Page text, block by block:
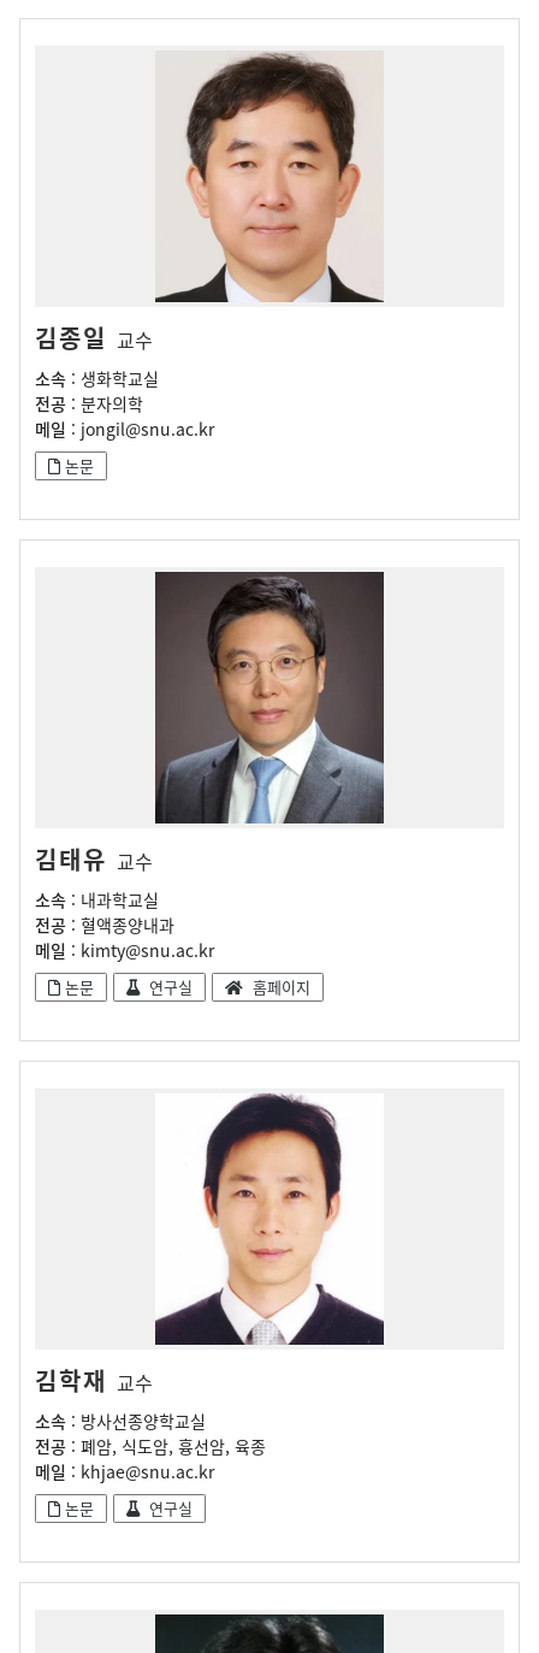
김종일 교수
소속 : 생화학교실
전공 : 분자의학
메일 : jongil@snu.ac.kr
논문
김태유 교수
소속 : 내과학교실
전공 : 혈액종양내과
메일 : kimty@snu.ac.kr
논문 연구실 홈페이지
김학재 교수
소속 : 방사선종양학교실
전공 : 폐암, 식도암, 흉선암, 육종
메일 : khjae@snu.ac.kr
논문 연구실